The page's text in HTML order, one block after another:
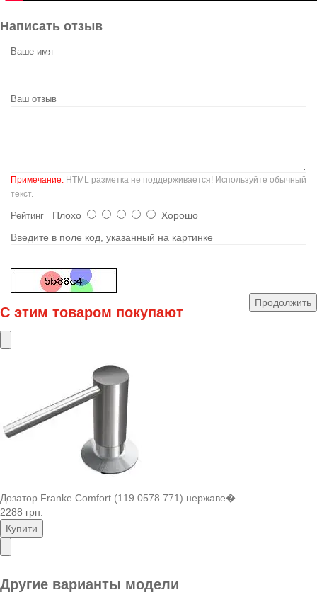
Написать отзыв
Ваше имя
Ваш отзыв
Примечание: HTML разметка не поддерживается! Используйте обычный
текст.
Рейтинг Плохо
Хорошо
Введите в поле код, указанный на картинке
Продолжить
С этим товаром покупают
Дозатор Franke Comfort (119.0578.771) нержаве�..
2288 грн.
Купити
Другие варианты модели